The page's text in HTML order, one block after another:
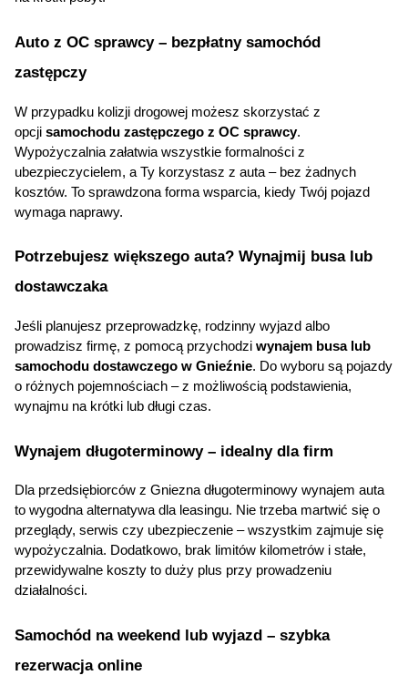
Auto z OC sprawcy – bezpłatny samochód
zastępczy
W przypadku kolizji drogowej możesz skorzystać z
opcji samochodu zastępczego z OC sprawcy.
Wypożyczalnia załatwia wszystkie formalności z
ubezpieczycielem, a Ty korzystasz z auta – bez żadnych
kosztów. To sprawdzona forma wsparcia, kiedy Twój pojazd
wymaga naprawy.
Potrzebujesz większego auta? Wynajmij busa lub
dostawczaka
Jeśli planujesz przeprowadzkę, rodzinny wyjazd albo
prowadzisz firmę, z pomocą przychodzi wynajem busa lub
samochodu dostawczego w Gnieźnie. Do wyboru są pojazdy
o różnych pojemnościach – z możliwością podstawienia,
wynajmu na krótki lub długi czas.
Wynajem długoterminowy – idealny dla firm
Dla przedsiębiorców z Gniezna długoterminowy wynajem auta
to wygodna alternatywa dla leasingu. Nie trzeba martwić się o
przeglądy, serwis czy ubezpieczenie – wszystkim zajmuje się
wypożyczalnia. Dodatkowo, brak limitów kilometrów i stałe,
przewidywalne koszty to duży plus przy prowadzeniu
działalności.
Samochód na weekend lub wyjazd – szybka
rezerwacja online